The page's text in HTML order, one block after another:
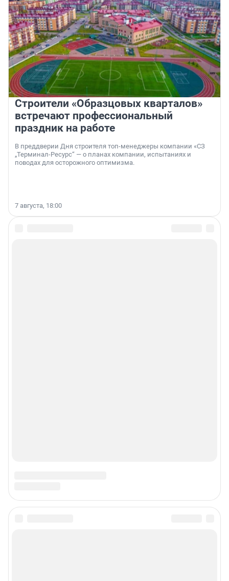
Строители «Образцовых кварталов»
встречают профессиональный
праздник на работе
В преддверии Дня строителя топ-менеджеры компании «СЗ
„Терминал-Ресурс“ — о планах компании, испытаниях и
поводах для осторожного оптимизма.
7 августа, 18:00